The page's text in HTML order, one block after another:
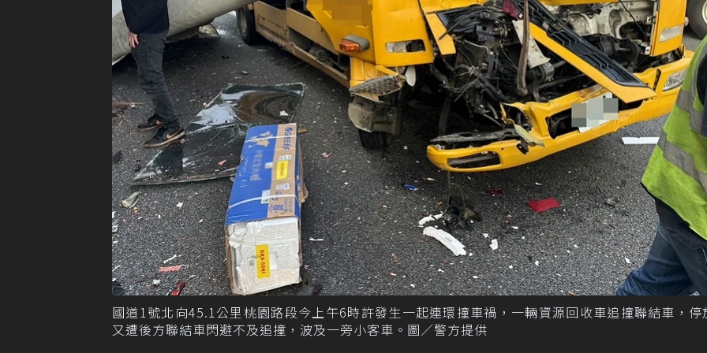
國道1號北向45.1公里桃園路段今上午6時許發生一起連環撞車禍，一輛資源回收車追撞聯結車，停
又遭後方聯結車閃避不及追撞，波及一旁小客車。圖／警方提供